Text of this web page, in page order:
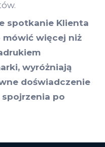
spotkanie Klienta
mówić więcej niż
wyróżniają
doświadczenie
po